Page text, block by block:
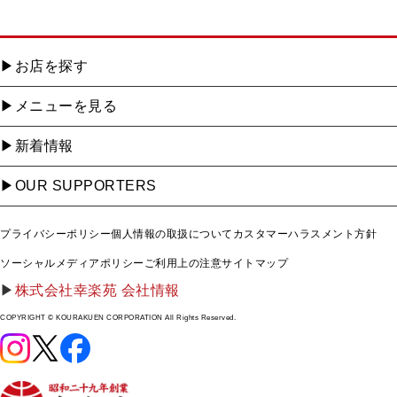
お店を探す
メニューを見る
新着情報
OUR SUPPORTERS
プライバシーポリシー個人情報の取扱について カスタマーハラスメント方針
ソーシャルメディアポリシー ご利用上の注意サイトマップ
株式会社幸楽苑 会社情報
COPYRIGHT © KOURAKUEN CORPORATION All Rights Reserved.